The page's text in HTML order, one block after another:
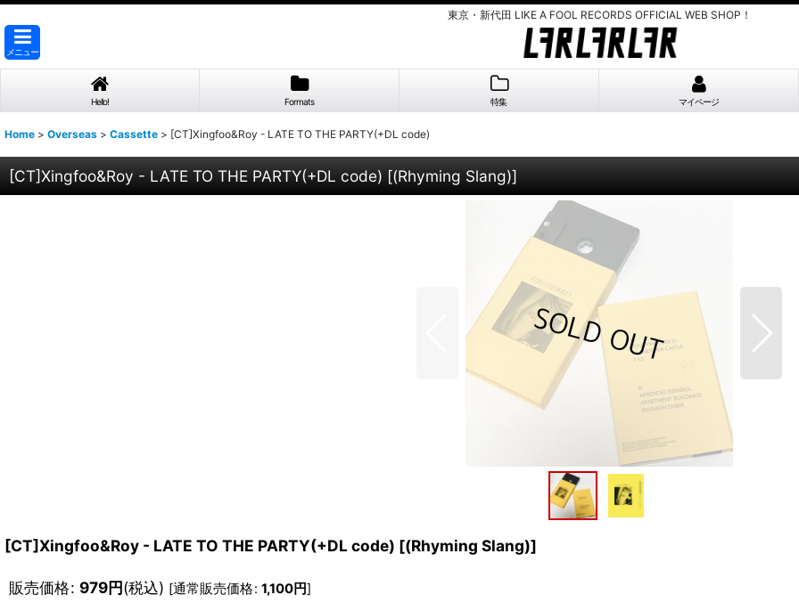
東京・新代田 LIKE A FOOL RECORDS OFFICIAL WEB SHOP！
メニュー
Hello! Formats 特集 マイページ
Home > Overseas > Cassette > [CT]Xingfoo&Roy - LATE TO THE PARTY(+DL code)
[CT]Xingfoo&Roy - LATE TO THE PARTY(+DL code) [(Rhyming Slang)]
[CT]Xingfoo&Roy - LATE TO THE PARTY(+DL code) [(Rhyming Slang)]
販売価格: 979円(税込) [通常販売価格: 1,100円]